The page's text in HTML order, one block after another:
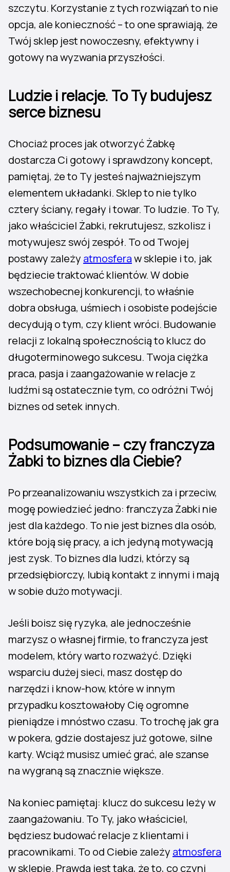
szczytu. Korzystanie z tych rozwiązań to nie
opcja, ale konieczność – to one sprawiają, że
Twój sklep jest nowoczesny, efektywny i
gotowy na wyzwania przyszłości.
Ludzie i relacje. To Ty budujesz
serce biznesu
Chociaż proces jak otworzyć Żabkę
dostarcza Ci gotowy i sprawdzony koncept,
pamiętaj, że to Ty jesteś najważniejszym
elementem układanki. Sklep to nie tylko
cztery ściany, regały i towar. To ludzie. To Ty,
jako właściciel Żabki, rekrutujesz, szkolisz i
motywujesz swój zespół. To od Twojej
postawy zależy atmosferaw sklepie i to, jak
będziecie traktować klientów. W dobie
wszechobecnej konkurencji, to właśnie
dobra obsługa, uśmiech i osobiste podejście
decydują o tym, czy klient wróci. Budowanie
relacji z lokalną społecznością to klucz do
długoterminowego sukcesu. Twoja ciężka
praca, pasja i zaangażowanie w relacje z
ludźmi są ostatecznie tym, co odróżni Twój
biznes od setek innych.
Podsumowanie – czy franczyza
Żabki to biznes dla Ciebie?
Po przeanalizowaniu wszystkich za i przeciw,
mogę powiedzieć jedno: franczyza Żabki nie
jest dla każdego. To nie jest biznes dla osób,
które boją się pracy, a ich jedyną motywacją
jest zysk. To biznes dla ludzi, którzy są
przedsiębiorczy, lubią kontakt z innymi i mają
w sobie dużo motywacji.
Jeśli boisz się ryzyka, ale jednocześnie
marzysz o własnej firmie, to franczyza jest
modelem, który warto rozważyć. Dzięki
wsparciu dużej sieci, masz dostęp do
narzędzi i know-how, które w innym
przypadku kosztowałoby Cię ogromne
pieniądze i mnóstwo czasu. To trochę jak gra
w pokera, gdzie dostajesz już gotowe, silne
karty. Wciąż musisz umieć grać, ale szanse
na wygraną są znacznie większe.
Na koniec pamiętaj: klucz do sukcesu leży w
zaangażowaniu. To Ty, jako właściciel,
będziesz budować relacje z klientami i
pracownikami. To od Ciebie zależy atmosfera
w sklepie. Prawda jest taka, że to, co czyni